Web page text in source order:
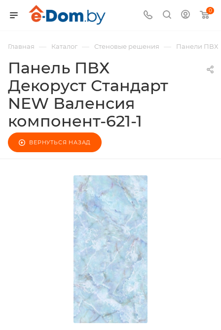
0
Главная — Каталог — Стеновые решения — Панели ПВХ
Панель ПВХ
Декоруст Стандарт
NEW Валенсия
компонент-621-1
ВЕРНУТЬСЯ НАЗАД